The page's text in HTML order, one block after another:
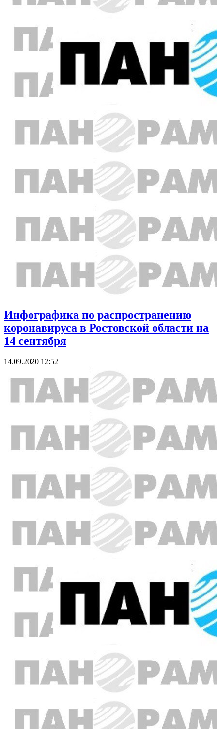
Инфографика по распространению
коронавируса в Ростовской области на
14 сентября
14.09.2020 12:52